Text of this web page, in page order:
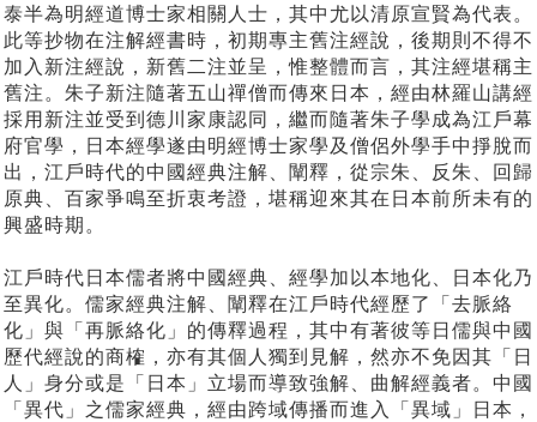
泰半為明經道博士家相關人士，其中尤以清原宣賢為代表。
此等抄物在注解經書時，初期專主舊注經說，後期則不得不
加入新注經說，新舊二注並呈，惟整體而言，其注經堪稱主
舊注。朱子新注隨著五山禪僧而傳來日本，經由林羅山講經
採用新注並受到德川家康認同，繼而隨著朱子學成為江戶幕
府官學，日本經學遂由明經博士家學及僧侶外學手中掙脫而
出，江戶時代的中國經典注解、闡釋，從宗朱、反朱、回歸
原典、百家爭鳴至折衷考證，堪稱迎來其在日本前所未有的
興盛時期。
江戶時代日本儒者將中國經典、經學加以本地化、日本化乃
至異化。儒家經典注解、闡釋在江戶時代經歷了「去脈絡
化」與「再脈絡化」的傳釋過程，其中有著彼等日儒與中國
歷代經說的商榷，亦有其個人獨到見解，然亦不免因其「日
人」身分或是「日本」立場而導致強解、曲解經義者。中國
「異代」之儒家經典，經由跨域傳播而進入「異域」日本，